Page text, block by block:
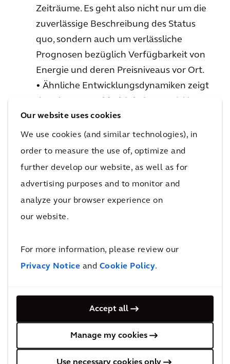
Our website uses cookies
We use cookies (and similar technologies), in
order to measure the use of, optimize and
further develop our website, as well as for
advertising purposes and to monitor and
analyze your browser experience on
our website.
For more information, please review our
Privacy Notice and Cookie Policy.
Accept all
Manage my cookies
Use necessary cookies only
Zeiträume. Es geht also nicht nur um die
zuverlässige Beschreibung des Status
quo, sondern auch um verlässliche
Prognosen bezüglich Verfügbarkeit von
Energie und deren Preisniveaus vor Ort.
• Ähnliche Entwicklungsdynamiken zeigt
und Betreiber von Rechenzentren haben
den Anspruch, sich vonStiefkindern zu
Pionieren der Dekarbonisierung zu
entwickeln. Faktoren wie niedrige
Versiegelungsraten, Wärmekopplung an
Katastrophenrisiko
durch den Klimawandel verursachte
gefährdete, verbaute Investitionsvolumen
und die potenziellen datentechnischen